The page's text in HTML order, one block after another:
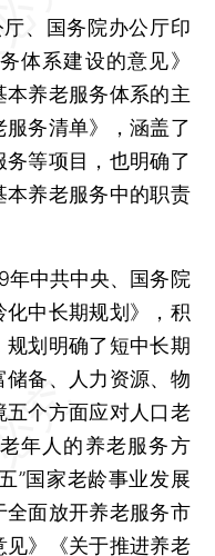
、国务院办公厅印
体系建设的意见》
本养老服务体系的主
务清单》，涵盖了
等项目，也明确了
养老服务中的职责
中共中央、国务院
中长期规划》，积
划明确了短中长期
备、人力资源、物
五个方面应对人口老
年人的养老服务方
”国家老龄事业发展
面放开养老服务市
》《关于推进养老